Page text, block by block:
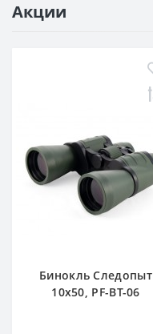
Акции
Бинокль Следопыт
10х50, PF-BT-06